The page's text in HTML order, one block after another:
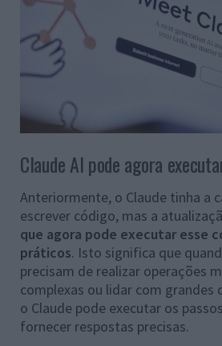
Claude AI pode agora
Anteriormente, o Claude tinha a
escrever código, mas a
que agora pode executar esse
práticos. Isto significa que
precisam de realizar operações
complexas ou lidar com grandes
o Claude pode executar os
fornecer respostas precisas.